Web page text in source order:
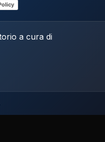
a cura di